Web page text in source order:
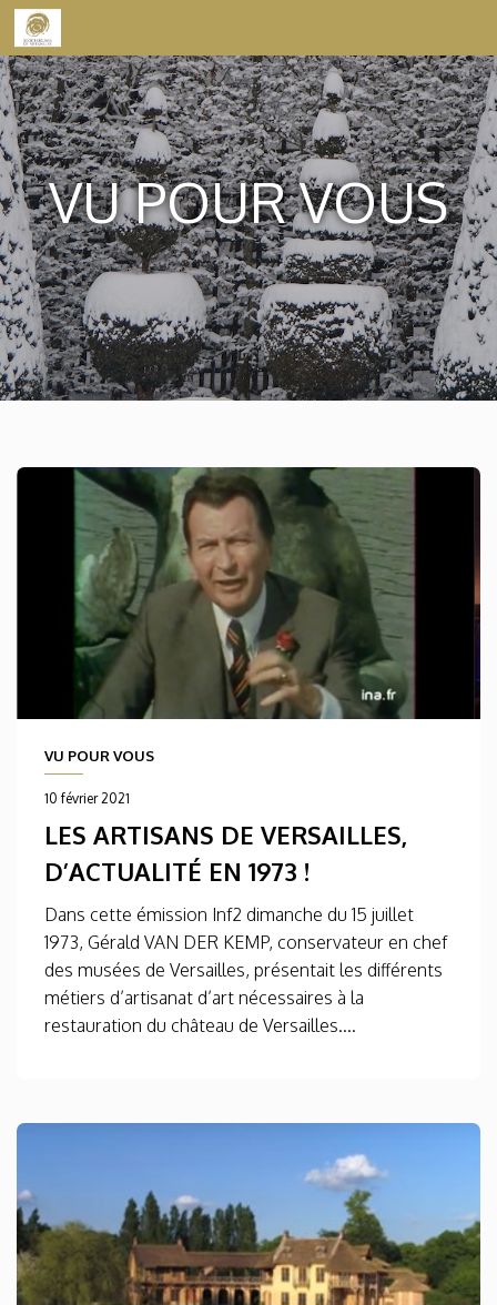
Skip to content
VU POUR VOUS
VU POUR VOUS
10 février 2021
LES ARTISANS DE VERSAILLES,
D’ACTUALITÉ EN 1973 !
Dans cette émission Inf2 dimanche du 15 juillet
1973, Gérald VAN DER KEMP, conservateur en chef
des musées de Versailles, présentait les différents
métiers d’artisanat d’art nécessaires à la
restauration du château de Versailles....